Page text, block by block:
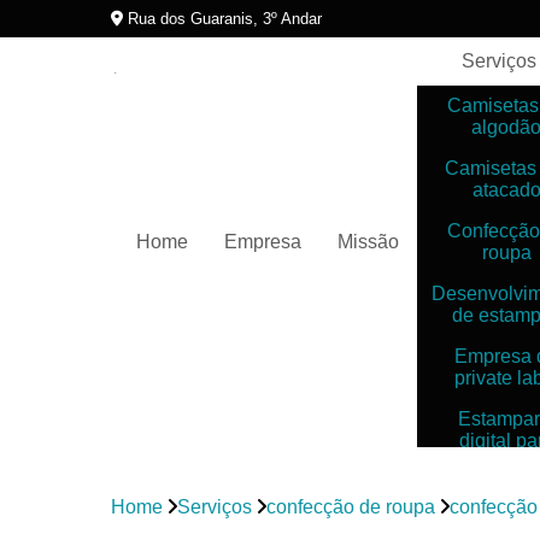
Rua dos Guaranis, 3º Andar
Home Empresa Missão
Serviços
algodão
Camisetas
atacado
roupa
de
Empresa
private
digital
digitais
Home Serviços confecção de roupa